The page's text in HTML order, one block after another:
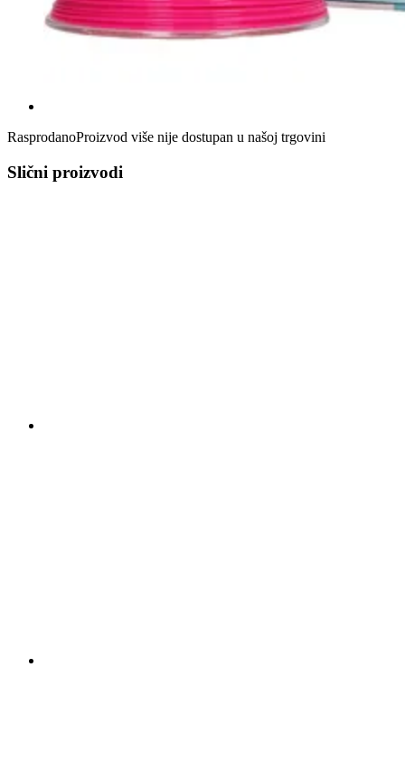
RasprodanoProizvod više nije dostupan u našoj trgovini
Slični proizvodi